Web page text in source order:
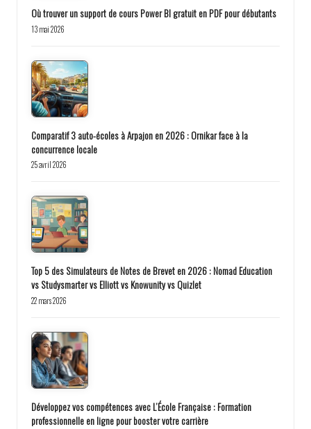
Où trouver un support de cours Power BI gratuit en PDF pour débutants
13 mai 2026
Comparatif 3 auto-écoles à Arpajon en 2026 : Ornikar face à la
concurrence locale
25 avril 2026
Top 5 des Simulateurs de Notes de Brevet en 2026 : Nomad Education
vs Studysmarter vs Elliott vs Knowunity vs Quizlet
22 mars 2026
Développez vos compétences avec L’École Française : Formation
professionnelle en ligne pour booster votre carrière